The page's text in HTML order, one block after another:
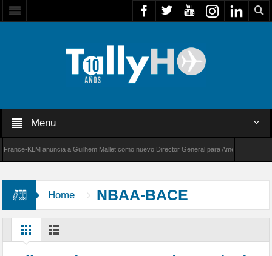
Menu
KLM anuncia a Guilhem Mallet como nuevo Director General para América Latina
Home NBAA-BACE